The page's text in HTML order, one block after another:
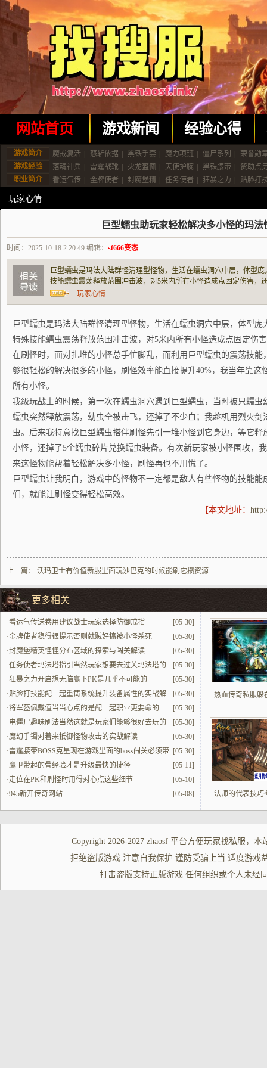
网站首页 游戏新闻 经验心得
游戏简介 魔戒复活 怒斩依据 黑铁手套 魔力项链 僵尸系列
荣誉勋
游戏经验
落魂神兵 雷霆战靴 火龙盔佩 天使护腕 黑铁腰带
赞助点
职业简介
看运气传 金牌使者 封魔堡精 任务使者 狂暴之力 贴脸打
玩家心情
巨型蠕虫助玩家轻松解决多小怪的玛法
时间：2025-10-18 2:20:49 编辑： sf666变态
巨型蠕虫是玛法大陆群怪清理型怪物，生活在蠕虫洞穴中层，体型
技能蠕虫震荡释放范围冲击波，对5米内所有小怪造成点固定伤害，
时，面对扎堆的小怪总手忙脚乱，而利用巨型蠕虫的震荡技能，就
解决很多的小怪，刷怪效率能直接提升40%，我
玩家心情
巨型蠕虫是玛法大陆群怪清理型怪物，生活在蠕虫洞穴中层，体型
特殊技能蠕虫震荡释放范围冲击波，对5米内所有小怪造成点固定伤
在刷怪时，面对扎堆的小怪总手忙脚乱，而利用巨型蠕虫的震荡技
够很轻松的解决很多的小怪，刷怪效率能直接提升40%，我当年靠这
所有小怪。
我级玩战士的时候，第一次在蠕虫洞穴遇到巨型蠕虫，当时被只蠕
蠕虫突然释放震荡，幼虫全被击飞，还掉了不少血；我趁机用烈火剑
虫。后来我特意找巨型蠕虫搭伴刷怪先引一堆小怪到它身边，等它释
小怪，还掉了5个蠕虫碎片兑换蠕虫装备。有次新玩家被小怪围攻，
来这怪物能帮着轻松解决多小怪，刷怪再也不用慌了。
巨型蠕虫让我明白，游戏中的怪物不一定都是敌人有些怪物的技能
们，就能让刷怪变得轻松高效。
【本文地址：
上一篇： 沃玛卫士有价值新服里面玩沙巴克的时候能刷它攒资源
更多相关
[05-30]
·看运气传送卷用建议战士玩家选择防御戒指
[05-30]
·金牌使者稳得很提示否则就贼好搞被小怪杀死
[05-30]
·封魔堡精英怪怪分布区域的探索与闯关解读
[05-30]
·任务使者玛法塔指引当然玩家想要去过关玛法塔的
话必找
[05-30]
·狂暴之力开启想无脑赢下PK是几乎不可能的
[05-30]
·贴脸打技能配一起重铸系统提升装备属性的实战解
读
[05-30]
·将军盔佩戴值当当心点的是配一起职业更要命的
[05-30]
·电僵尸趣味刷法当然这就是玩家们能够很好去玩的
方式
[05-30]
·魔幻手镯对着来抵御怪物攻击的实战解读
[05-30]
·雷霆腰带BOSS克星现在游戏里面的boss闯关必须带
[05-11]
·鹰卫带起的骨经验才是升级最快的捷径
[05-10]
·走位在PK和刷怪时用得对心点这些细节
[05-08]
·945新开传奇网站
热血传奇私服躲
法师的代表技巧
Copyright 2026-2027 zhaosf平台方便玩家找私服 ，本
拒绝盗版游戏 注意自我保护 谨防受骗上当 适度游戏
打击盗版支持正版游戏 任何组织或个人未经